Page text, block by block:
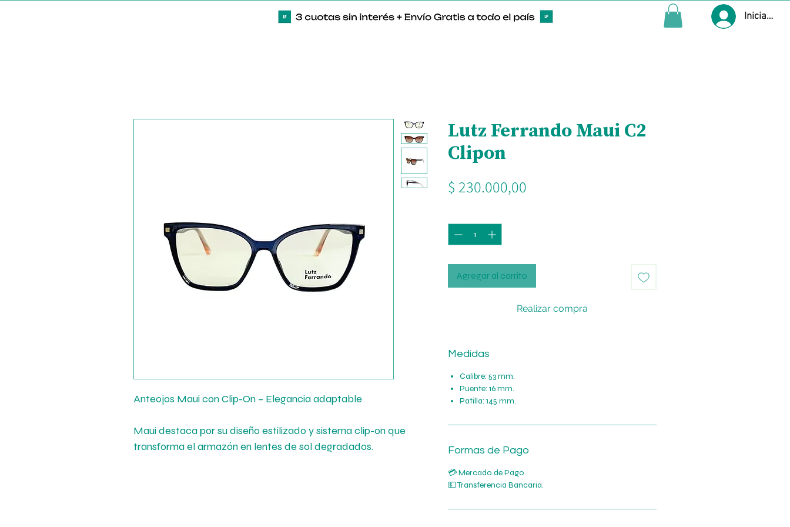
Iniciar
Anteojos Maui con Clip-On – Elegancia adaptable
Maui destaca por su diseño estilizado y sistema clip-on que
transforma el armazón en lentes de sol degradados.
Lutz Ferrando Maui C2
Clipon
$ 230.000,00
Agregar al carrito
Realizar compra
Medidas
Calibre: 53 mm.
Puente: 16 mm.
Patilla: 145 mm.
Formas de Pago
💳 Mercado de Pago.
💵 Transferencia Bancaria.